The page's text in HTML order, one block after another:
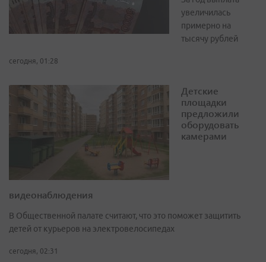
увеличилась
примерно на
тысячу рублей
сегодня, 01:28
Детские
площадки
предложили
оборудовать
камерами
видеонаблюдения
В Общественной палате считают, что это поможет защитить
детей от курьеров на электровелосипедах
сегодня, 02:31